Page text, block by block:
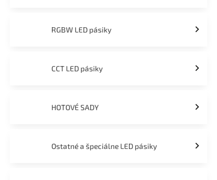
RGBW LED pásiky
CCT LED pásiky
HOTOVÉ SADY
Ostatné a špeciálne LED pásiky